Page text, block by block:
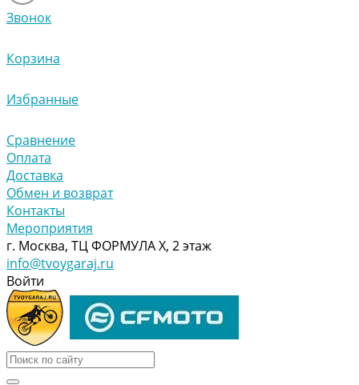
Звонок
Корзина
Избранные
Сравнение
Оплата
Доставка
Обмен и возврат
Контакты
Мероприятия
г. Москва, ТЦ ФОРМУЛА Х, 2 этаж
info@tvoygaraj.ru
Войти